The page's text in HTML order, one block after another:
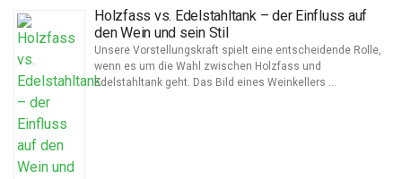
Holzfass vs. Edelstahltank – der Einfluss auf
den Wein und sein Stil
Unsere Vorstellungskraft spielt eine entscheidende Rolle,
wenn es um die Wahl zwischen Holzfass und
Edelstahltank geht. Das Bild eines Weinkellers …